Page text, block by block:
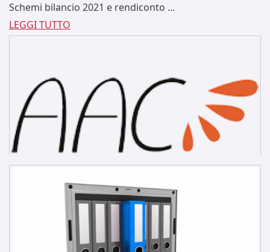
Schemi bilancio 2021 e rendiconto ...
LEGGI TUTTO